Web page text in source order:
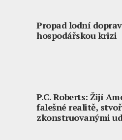
Propad lodní
hospodářskou krizi
P.C. Roberts: Žijí
falešné realitě,
zkonstruovanými